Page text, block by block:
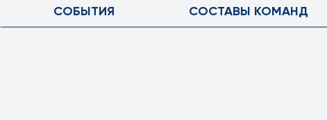
СОБЫТИЯ СОСТАВЫ КОМАНД